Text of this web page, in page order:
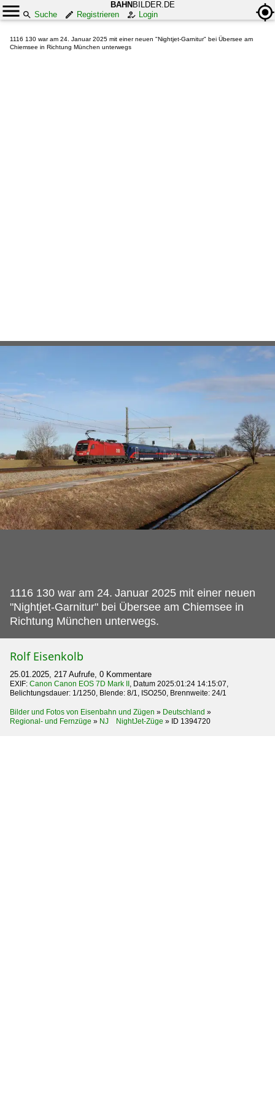
BAHN BILDER.DE
Suche
Registrieren Login
1116 130 war am 24. Januar 2025 mit einer neuen "Nightjet-Garnitur" bei Übersee am
Chiemsee in Richtung München unterwegs
1116 130 war am 24. Januar 2025 mit einer neuen
"Nightjet-Garnitur" bei Übersee am Chiemsee in
Richtung München unterwegs.
Rolf Eisenkolb
25.01.2025, 217 Aufrufe, 0 Kommentare
EXIF: Canon Canon EOS 7D Mark II, Datum 2025:01:24 14:15:07,
Belichtungsdauer: 1/1250, Blende: 8/1, ISO250, Brennweite: 24/1
Bilder und Fotos von Eisenbahn und Zügen » Deutschland »
Regional- und Fernzüge » NJ NightJet-Züge » ID 1394720